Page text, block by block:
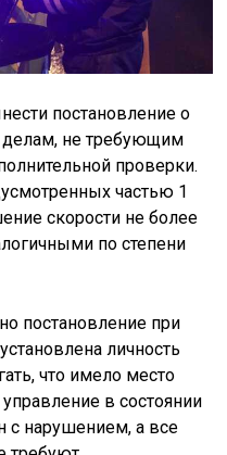
постановление о
делам, не требующим
проверки.
частью 1
скорости не более
по степени
постановление при
личность
что имело место
в состоянии
с нарушением, а все